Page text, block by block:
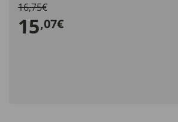
16,75€
15,07€